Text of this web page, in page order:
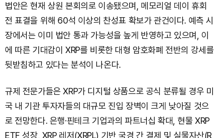
법안은 현재 상원 본회의로 이송됐으며, 메모리얼 데이 휴회
전 표결을 위해 60석 이상의 찬성표 확보가 관건이다. 예측 시
장에서는 이미 법안 통과 가능성을 높게 반영하고 있으며, 이
에 따른 기대감이 XRP를 비롯한 대형 암호화폐 전반의 강세를
뒷받침하고 있다는 분석이 나온다.
규제 전문가들은 XRP가 디지털 상품으로 공식 분류될 경우 미
국 내 기관 투자자들의 대규모 진입 장벽이 크게 낮아질 것으
로 전망한다. 은행·핀테크 기업과의 파트너십 확대, 현물 XRP
ETF 성장, XRP 레저(XRPL) 기반 국경 간 결제 및 실물자산(R